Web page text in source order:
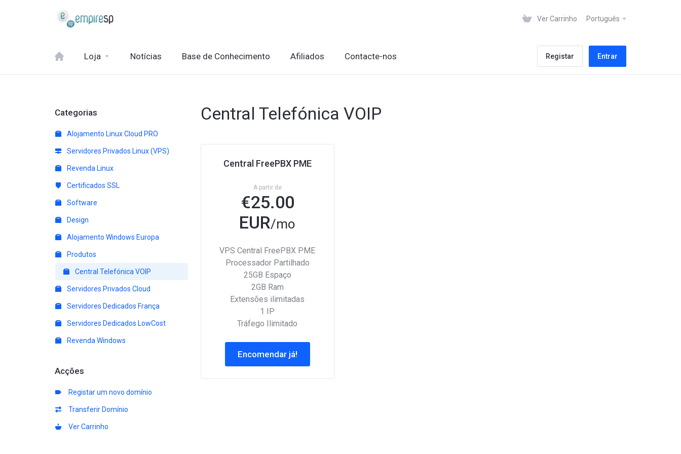
Ver Carrinho Português
Loja Notícias Base de Conhecimento Afiliados Contacte-nos Registar Entrar
Central Telefónica VOIP
Categorias
Alojamento Linux Cloud PRO
Servidores Privados Linux (VPS)
Revenda Linux
Certificados SSL
Software
Design
Alojamento Windows Europa
Produtos
Central Telefónica VOIP
Servidores Privados Cloud
Servidores Dedicados França
Servidores Dedicados LowCost
Revenda Windows
Acções
Registar um novo domínio
Transferir Domínio
Ver Carrinho
Central FreePBX PME
A partir de
€25.00
EUR/mo
VPS Central FreePBX PME
Processador Partilhado
25GB Espaço
2GB Ram
Extensões ilimitadas
1 IP
Tráfego Ilimitado
Encomendar já!